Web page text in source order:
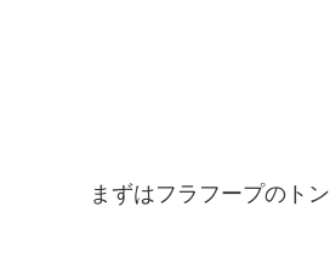
まずはフラフープのト